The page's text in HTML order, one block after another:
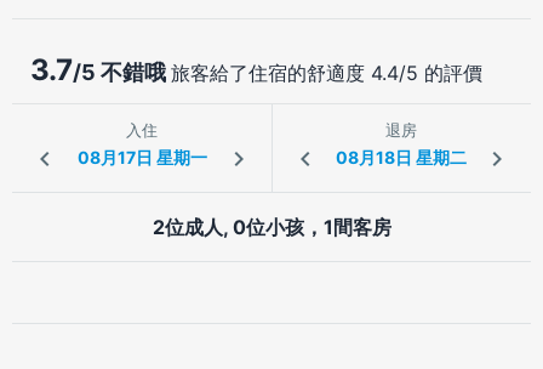
3.7/5 不錯哦 旅客給了住宿的舒適度 4.4/5 的評價
入住 退房
2位成人, 0位小孩，1間客房